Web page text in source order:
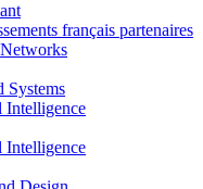
français partenaires
Systems